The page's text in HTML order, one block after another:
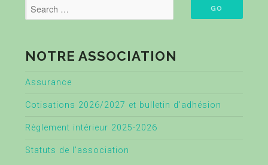
NOTRE ASSOCIATION
Assurance
Cotisations 2026/2027 et bulletin d’adhésion
Règlement intérieur 2025-2026
Statuts de l’association